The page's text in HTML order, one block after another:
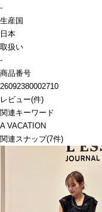
-
生産国
日本
取扱い
-
商品番号
26092380002710
レビュー(件)
関連キーワード
A VACATION
関連スナップ(7件)